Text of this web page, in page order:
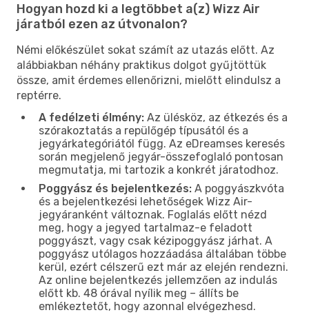
Hogyan hozd ki a legtöbbet a(z) Wizz Air
járatból ezen az útvonalon?
Némi előkészület sokat számít az utazás előtt. Az
alábbiakban néhány praktikus dolgot gyűjtöttük
össze, amit érdemes ellenőrizni, mielőtt elindulsz a
reptérre.
A fedélzeti élmény: Az ülésköz, az étkezés és a
szórakoztatás a repülőgép típusától és a
jegyárkategóriától függ. Az eDreamses keresés
során megjelenő jegyár-összefoglaló pontosan
megmutatja, mi tartozik a konkrét járatodhoz.
Poggyász és bejelentkezés: A poggyászkvóta
és a bejelentkezési lehetőségek Wizz Air-
jegyáranként változnak. Foglalás előtt nézd
meg, hogy a jegyed tartalmaz-e feladott
poggyászt, vagy csak kézipoggyász járhat. A
poggyász utólagos hozzáadása általában többe
kerül, ezért célszerű ezt már az elején rendezni.
Az online bejelentkezés jellemzően az indulás
előtt kb. 48 órával nyílik meg – állíts be
emlékeztetőt, hogy azonnal elvégezhesd.